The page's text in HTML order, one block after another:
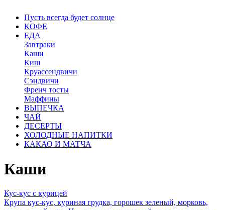
Пусть всегда будет солнце
КОФЕ
ЕДА
Завтраки
Каши
Киш
Круассендвичи
Сэндвичи
Френч тосты
Маффины
ВЫПЕЧКА
ЧАЙ
ДЕСЕРТЫ
ХОЛОДНЫЕ НАПИТКИ
КАКАО И МАТЧА
Каши
Кус-кус с курицей
Крупа кус-кус, куриная грудка, горошек зеленый, морковь,